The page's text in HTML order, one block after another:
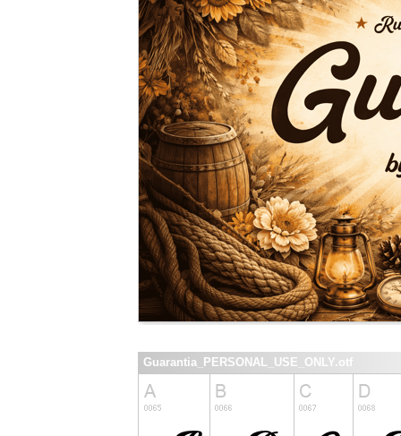
Guarantia_PERSONAL_USE_ONLY.otf